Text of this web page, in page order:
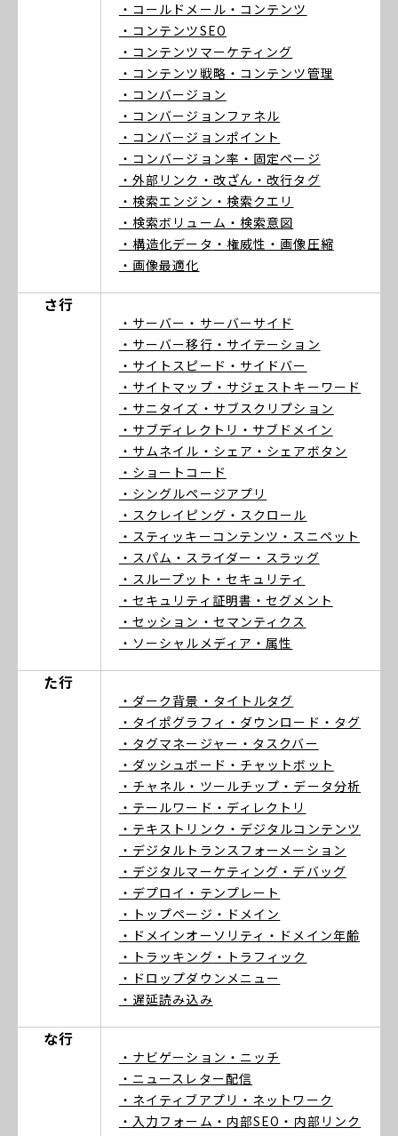
・コールドメール ・コンテンツ
・コンテンツSEO
・コンテンツマーケティング
・コンテンツ戦略 ・コンテンツ管理
・コンバージョン
・コンバージョンファネル
・コンバージョンポイント
・コンバージョン率 ・固定ページ
・外部リンク ・改ざん ・改行タグ
・検索エンジン ・検索クエリ
・検索ボリューム ・検索意図
・構造化データ ・権威性 ・画像圧縮
・画像最適化
さ行
・サーバー ・サーバーサイド
・サーバー移行 ・サイテーション
・サイトスピード ・サイドバー
・サイトマップ ・サジェストキーワード
・サニタイズ ・サブスクリプション
・サブディレクトリ ・サブドメイン
・サムネイル ・シェア ・シェアボタン
・ショートコード
・シングルページアプリ
・スクレイピング ・スクロール
・スティッキーコンテンツ ・スニペット
・スパム ・スライダー ・スラッグ
・スループット ・セキュリティ
・セキュリティ証明書 ・セグメント
・セッション ・セマンティクス
・ソーシャルメディア ・属性
た行
・ダーク背景 ・タイトルタグ
・タイポグラフィ ・ダウンロード ・タグ
・タグマネージャー ・タスクバー
・ダッシュボード ・チャットボット
・チャネル ・ツールチップ ・データ分析
・テールワード ・ディレクトリ
・テキストリンク ・デジタルコンテンツ
・デジタルトランスフォーメーション
・デジタルマーケティング ・デバッグ
・デプロイ ・テンプレート
・トップページ ・ドメイン
・ドメインオーソリティ ・ドメイン年齢
・トラッキング ・トラフィック
・ドロップダウンメニュー
・遅延読み込み
な行
・ナビゲーション ・ニッチ
・ニュースレター配信
・ネイティブアプリ ・ネットワーク
・入力フォーム ・内部SEO ・内部リンク